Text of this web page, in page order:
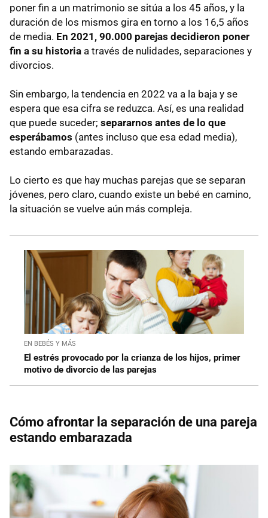
poner fin a un matrimonio se sitúa a los 45 años, y la
duración de los mismos gira en torno a los 16,5 años
de media. En 2021, 90.000 parejas decidieron poner
fin a su historia a través de nulidades, separaciones y
divorcios.
Sin embargo, la tendencia en 2022 va a la baja y se
espera que esa cifra se reduzca. Así, es una realidad
que puede suceder; separarnos antes de lo que
esperábamos (antes incluso que esa edad media),
estando embarazadas.
Lo cierto es que hay muchas parejas que se separan
jóvenes, pero claro, cuando existe un bebé en camino,
la situación se vuelve aún más compleja.
EN BEBÉS Y MÁS
El estrés provocado por la crianza de los hijos, primer
motivo de divorcio de las parejas
Cómo afrontar la separación de una pareja
estando embarazada